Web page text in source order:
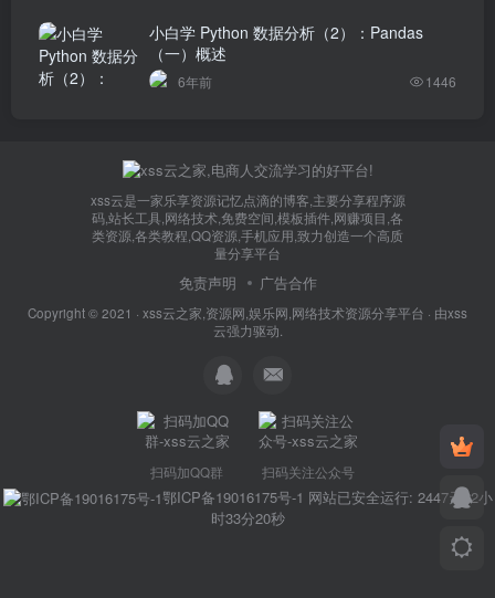
小白学 Python 数据分析（2）：Pandas
（一）概述
6年前 1446
xss云是一家乐享资源记忆点滴的博客,主要分享程序源
码,站长工具,网络技术,免费空间,模板插件,网赚项目,各
类资源,各类教程,QQ资源,手机应用,致力创造一个高质
量分享平台
免责声明 广告合作
Copyright © 2021 · xss云之家,资源网,娱乐网,网络技术资源分享平台 · 由xss
云强力驱动.
扫码加QQ群 扫码关注公众号
鄂ICP备19016175号-1 网站已安全运行: 2447天22小
时33分21秒